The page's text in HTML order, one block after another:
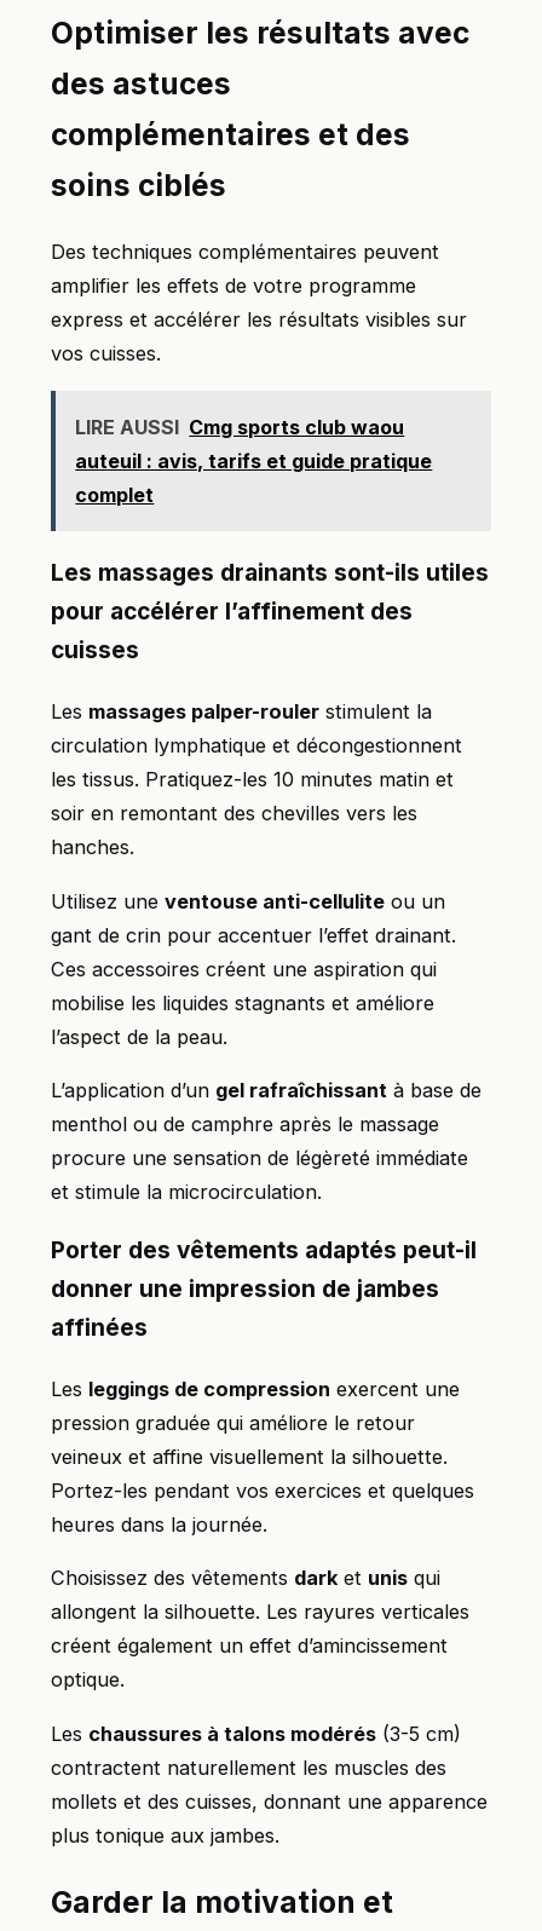
Optimiser les résultats avec
des astuces
complémentaires et des
soins ciblés
Des techniques complémentaires peuvent
amplifier les effets de votre programme
express et accélérer les résultats visibles sur
vos cuisses.
LIRE AUSSI Cmg sports club waou
auteuil : avis, tarifs et guide pratique
complet
Les massages drainants sont-ils utiles
pour accélérer l’affinement des
cuisses
Les massages palper-rouler stimulent la
circulation lymphatique et décongestionnent
les tissus. Pratiquez-les 10 minutes matin et
soir en remontant des chevilles vers les
hanches.
Utilisez une ventouse anti-cellulite ou un
gant de crin pour accentuer l’effet drainant.
Ces accessoires créent une aspiration qui
mobilise les liquides stagnants et améliore
l’aspect de la peau.
L’application d’un gel rafraîchissant à base de
menthol ou de camphre après le massage
procure une sensation de légèreté immédiate
et stimule la microcirculation.
Porter des vêtements adaptés peut-il
donner une impression de jambes
affinées
Les leggings de compression exercent une
pression graduée qui améliore le retour
veineux et affine visuellement la silhouette.
Portez-les pendant vos exercices et quelques
heures dans la journée.
Choisissez des vêtements darket unis qui
allongent la silhouette. Les rayures verticales
créent également un effet d’amincissement
optique.
Les chaussures à talons modérés (3-5 cm)
contractent naturellement les muscles des
mollets et des cuisses, donnant une apparence
plus tonique aux jambes.
Garder la motivation et